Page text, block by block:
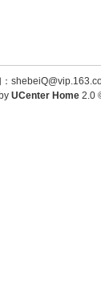
UCenter Home 2.0